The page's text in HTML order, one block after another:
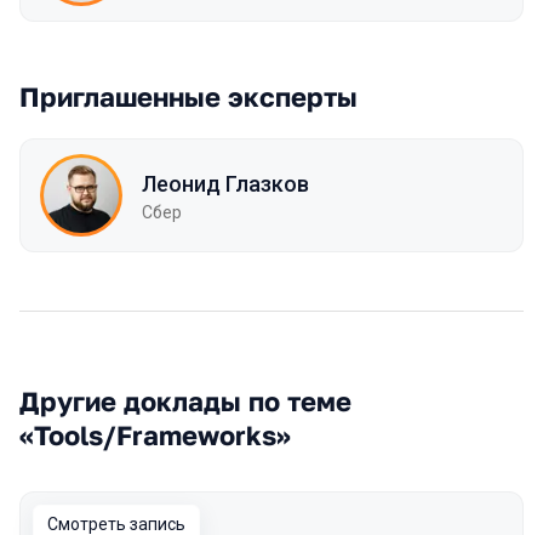
Приглашенные эксперты
Леонид Глазков
Сбер
Другие доклады по теме
«Tools/Frameworks»
Смотреть запись